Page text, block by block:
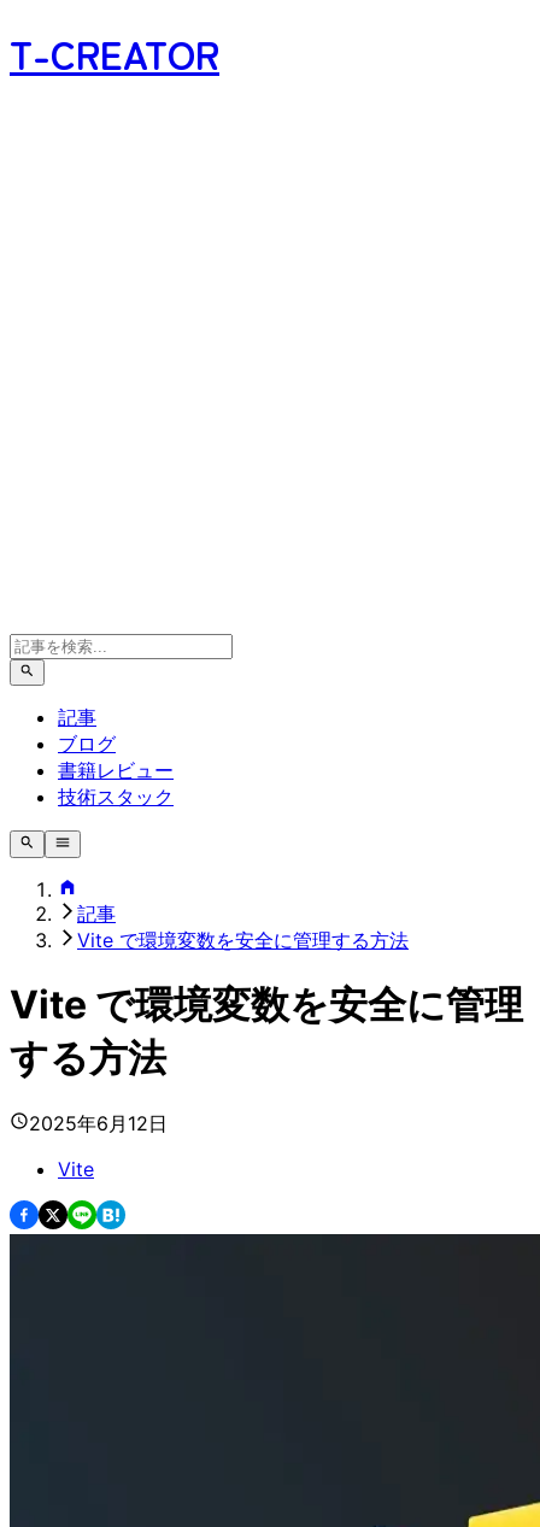
T-CREATOR
記事
ブログ
書籍レビュー
技術スタック
記事
Vite で環境変数を安全に管理する方法
Vite で環境変数を安全に管理
する方法
2025年6月12日
Vite